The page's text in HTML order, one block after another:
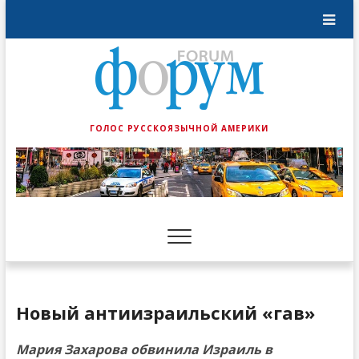
ГОЛОС РУССКОЯЗЫЧНОЙ АМЕРИКИ
Новый антиизраильский «гав»
Мария Захарова обвинила Израиль в